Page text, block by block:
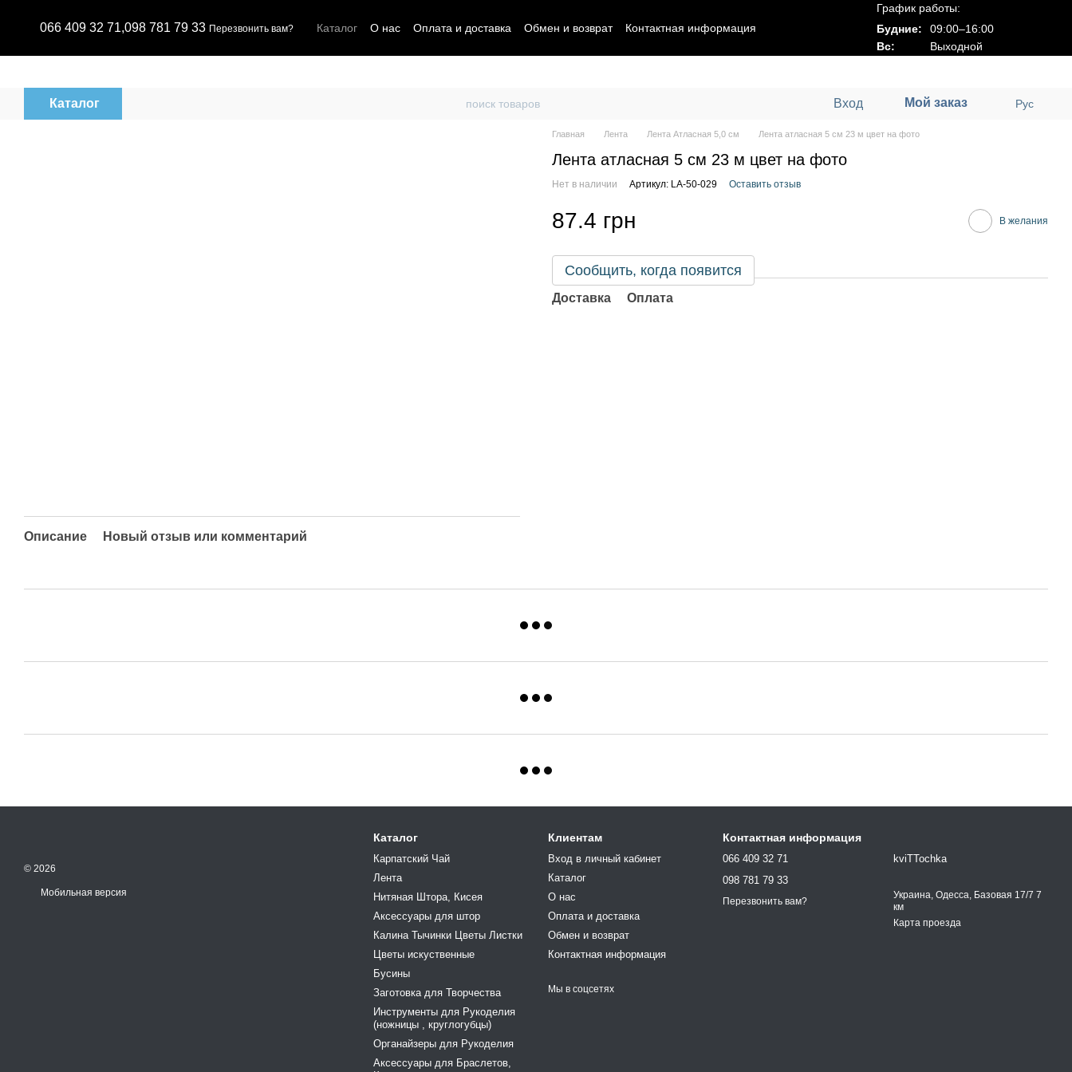
066 409 32 71,098 781 79 33 Перезвонить вам? Каталог О нас Оплата и доставка Обмен и возврат Контактная информация
График работы:
Будние:
09:00–16:00
Вс:
Выходной
Каталог Вход Мой заказ Рус
Описание Новый отзыв или комментарий
Главная Лента Лента Атласная 5,0 см Лента атласная 5 см 23 м цвет на фото
Лента атласная 5 см 23 м цвет на фото
Нет в наличии Артикул: LA-50-029 Оставить отзыв
87.4 грн В желания
Сообщить, когда появится
Доставка Оплата
© 2026
Мобильная версия
Каталог
Карпатский Чай
Лента
Нитяная Штора, Кисея
Аксессуары для штор
Калина Тычинки Цветы Листки
Цветы искуственные
Бусины
Заготовка для Творчества
Инструменты для Рукоделия
(ножницы , круглогубцы)
Органайзеры для Рукоделия
Аксессуары для Браслетов,
Клиентам
Вход в личный кабинет
Каталог
О нас
Оплата и доставка
Обмен и возврат
Контактная информация
Мы в соцсетях
Контактная информация
066 409 32 71
098 781 79 33
Перезвонить вам?
kviTTochka
Украина, Одесса, Базовая 17/7 7
км
Карта проезда